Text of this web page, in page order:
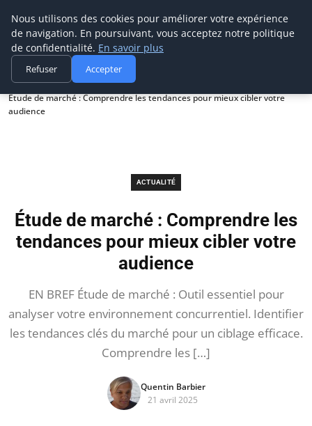
Prospection Pro
Accueil
Actualité
Étude de marché : Comprendre les tendances pour mieux cibler votre
audience
ACTUALITÉ
Étude de marché : Comprendre les
tendances pour mieux cibler votre
audience
EN BREF Étude de marché : Outil essentiel pour
analyser votre environnement concurrentiel. Identifier
les tendances clés du marché pour un ciblage efficace.
Comprendre les […]
Quentin Barbier
21 avril 2025
Nous utilisons des cookies pour améliorer votre expérience
de navigation. En poursuivant, vous acceptez notre politique
de confidentialité. En savoir plus
Refuser Accepter